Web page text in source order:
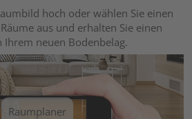
hoch oder wählen Sie einen
aus und erhalten Sie einen
neuen Bodenbelag.
Raumplaner